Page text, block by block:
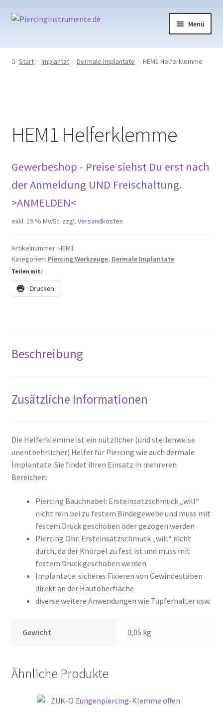
Zur
Zum
Menü
Piercing
Ausstattung
Mein Konto
Start Implantat Dermale Implantate HEM1 Helferklemme
HEM1 Helferklemme
Gewerbeshop - Preise siehst Du erst nach
der Anmeldung UND Freischaltung.
>ANMELDEN<
exkl. 19 % MwSt. zzgl. Versandkosten
Artikelnummer: HEM1
Kategorien: Piercing Werkzeuge, Dermale Implantate
Teilen mit:
Drucken
Beschreibung
Zusätzliche Informationen
Die Helferklemme ist ein nützlicher (und stellenweise
unentbehrlicher) Helfer für Piercing wie auch dermale
Implantate. Sie findet ihren Einsatz in mehreren
Bereichen:
Piercing Bauchnabel: Ersteinsatzschmuck „will“
nicht rein bei zu festem Bindegewebe und muss mit
festem Druck geschoben oder gezogen werden
Piercing Ohr: Ersteinsatzschmuck „will“ nicht
durch, da der Knorpel zu fest ist und muss mit
festem Druck geschoben werden
Implantate: sicheres Fixieren von Gewindestäben
direkt an der Hautoberfläche
diverse weitere Anwendungen wie Tupferhalter usw.
Gewicht 0,05 kg
Ähnliche Produkte